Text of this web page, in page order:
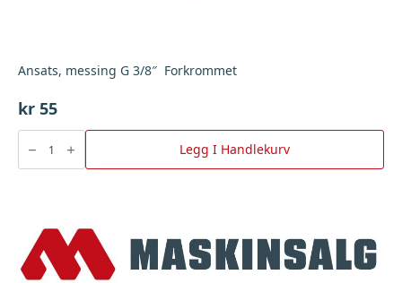
Ansats, messing G 3/8″ Forkrommet
kr 55
Ansats,
messing
3/8"
Legg I Handlekurv